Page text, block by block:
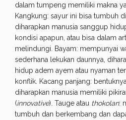
dalam tumpeng memiliki makna
Kangkung: sayur ini bisa tumbuh
diharapkan manusia sanggup
kondisi apapun, atau bisa dalam
melindungi. Bayam: mempunyai
sederhana lekukan daunnya,
hidup adem ayem atau nyaman
konflik. Kacang panjang:
diharapkan manusia memiliki
(innovative). Tauge atau thokolan:
tumbuh dan berkembang dan